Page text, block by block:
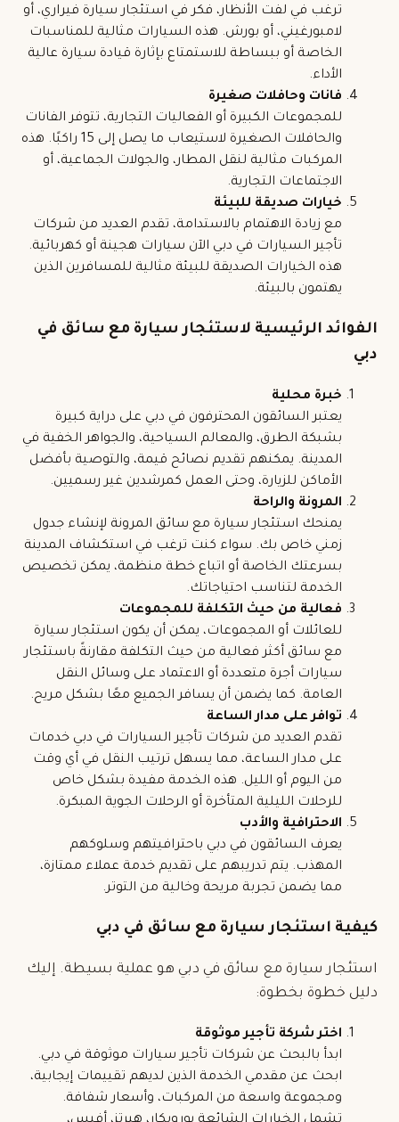
ترغب في لفت الأنظار، فكر في استئجار سيارة فيراري، أو
لامبورغيني، أو بورش. هذه السيارات مثالية للمناسبات
الخاصة أو ببساطة للاستمتاع بإثارة قيادة سيارة عالية
الأداء.
فانات وحافلات صغيرة
للمجموعات الكبيرة أو الفعاليات التجارية، تتوفر الفانات
والحافلات الصغيرة لاستيعاب ما يصل إلى 15 راكبًا. هذه
المركبات مثالية لنقل المطار، والجولات الجماعية، أو
الاجتماعات التجارية.
خيارات صديقة للبيئة
مع زيادة الاهتمام بالاستدامة، تقدم العديد من شركات
تأجير السيارات في دبي الآن سيارات هجينة أو كهربائية.
هذه الخيارات الصديقة للبيئة مثالية للمسافرين الذين
يهتمون بالبيئة.
الفوائد الرئيسية لاستئجار سيارة مع سائق في
دبي
خبرة محلية
يعتبر السائقون المحترفون في دبي على دراية كبيرة
بشبكة الطرق، والمعالم السياحية، والجواهر الخفية في
المدينة. يمكنهم تقديم نصائح قيمة، والتوصية بأفضل
الأماكن للزيارة، وحتى العمل كمرشدين غير رسميين.
المرونة والراحة
يمنحك استئجار سيارة مع سائق المرونة لإنشاء جدول
زمني خاص بك. سواء كنت ترغب في استكشاف المدينة
بسرعتك الخاصة أو اتباع خطة منظمة، يمكن تخصيص
الخدمة لتناسب احتياجاتك.
فعالية من حيث التكلفة للمجموعات
للعائلات أو المجموعات، يمكن أن يكون استئجار سيارة
مع سائق أكثر فعالية من حيث التكلفة مقارنةً باستئجار
سيارات أجرة متعددة أو الاعتماد على وسائل النقل
العامة. كما يضمن أن يسافر الجميع معًا بشكل مريح.
توافر على مدار الساعة
تقدم العديد من شركات تأجير السيارات في دبي خدمات
على مدار الساعة، مما يسهل ترتيب النقل في أي وقت
من اليوم أو الليل. هذه الخدمة مفيدة بشكل خاص
للرحلات الليلية المتأخرة أو الرحلات الجوية المبكرة.
الاحترافية والأدب
يعرف السائقون في دبي باحترافيتهم وسلوكهم
المهذب. يتم تدريبهم على تقديم خدمة عملاء ممتازة،
مما يضمن تجربة مريحة وخالية من التوتر.
كيفية استئجار سيارة مع سائق في دبي
استئجار سيارة مع سائق في دبي هو عملية بسيطة. إليك
دليل خطوة بخطوة:
اختر شركة تأجير موثوقة
ابدأ بالبحث عن شركات تأجير سيارات موثوقة في دبي.
ابحث عن مقدمي الخدمة الذين لديهم تقييمات إيجابية،
ومجموعة واسعة من المركبات، وأسعار شفافة.